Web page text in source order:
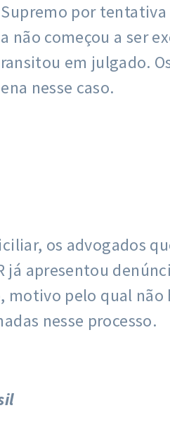
por
não começou a ser
em julgado.
nesse caso.
os advogados
já apresentou
pelo qual
nesse processo.